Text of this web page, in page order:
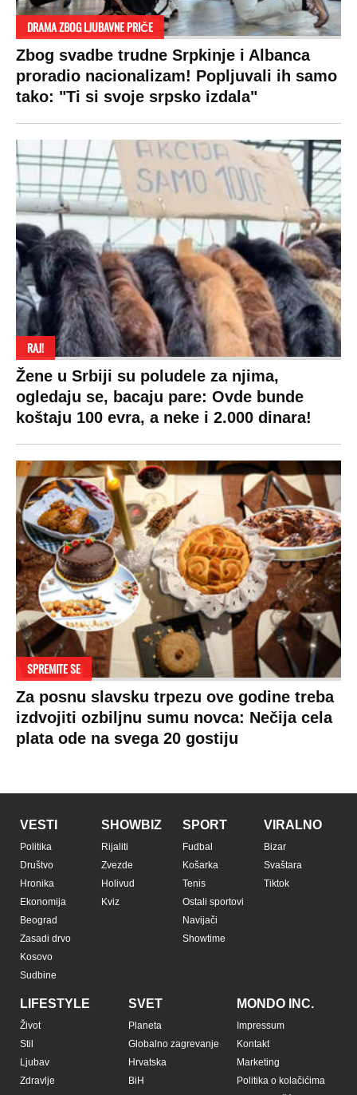
DRAMA ZBOG LJUBAVNE PRIČE
Zbog svadbe trudne Srpkinje i Albanca
proradio nacionalizam! Popljuvali ih samo
tako: "Ti si svoje srpsko izdala"
RAJ!
Žene u Srbiji su poludele za njima,
ogledaju se, bacaju pare: Ovde bunde
koštaju 100 evra, a neke i 2.000 dinara!
SPREMITE SE
Za posnu slavsku trpezu ove godine treba
izdvojiti ozbiljnu sumu novca: Nečija cela
plata ode na svega 20 gostiju
VESTI
Politika
Društvo
Hronika
Ekonomija
Beograd
Zasadi drvo
Kosovo
Sudbine
SHOWBIZ
Rijaliti
Zvezde
Holivud
Kviz
SPORT
Fudbal
Košarka
Tenis
Ostali sportovi
Navijači
Showtime
VIRALNO
Bizar
Svaštara
Tiktok
LIFESTYLE
Život
Stil
Ljubav
Zdravlje
SVET
Planeta
Globalno zagrevanje
Hrvatska
BiH
MONDO INC.
Impressum
Kontakt
Marketing
Politika o kolačićima